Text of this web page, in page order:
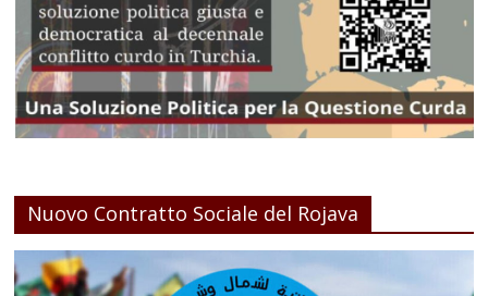
Nuovo Contratto Sociale del Rojava